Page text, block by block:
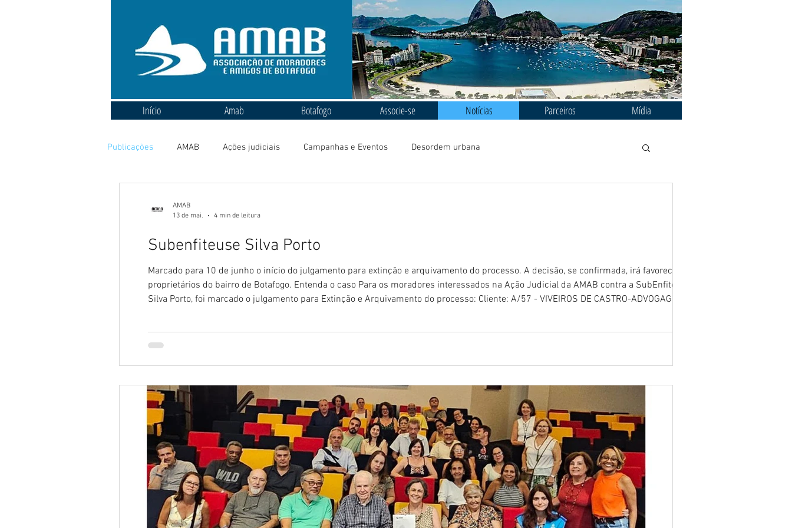
Início Amab Botafogo Associe-se Notícias Parceiros Mídia
Publicações AMAB Ações judiciais Campanhas e Eventos Desordem urbana
Subenfiteuse Silva Porto
Marcado para 10 de junho o início do julgamento para extinção e arquivamento do processo. A decisão, se confirmada, irá favorecer
proprietários do bairro de Botafogo. Entenda o caso Para os moradores interessados na Ação Judicial da AMAB contra a SubEnfiteuse
Silva Porto, foi marcado o julgamento para Extinção e Arquivamento do processo: Cliente: A/57 - VIVEIROS DE CASTRO-ADVOGAGOS
AMAB
13 de mai.
4 min de leitura